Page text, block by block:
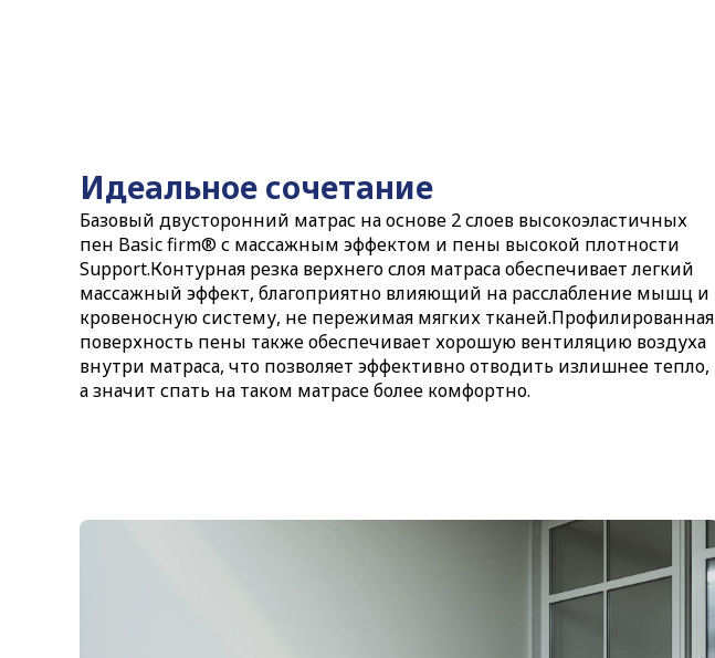
Идеальное сочетание
Базовый двусторонний матрас на основе 2 слоев высокоэластичных
пен Basic firm® с массажным эффектом и пены высокой плотности
Support.Контурная резка верхнего слоя матраса обеспечивает легкий
массажный эффект, благоприятно влияющий на расслабление мышц и
кровеносную систему, не пережимая мягких тканей.Профилированная
поверхность пены также обеспечивает хорошую вентиляцию воздуха
внутри матраса, что позволяет эффективно отводить излишнее тепло,
а значит спать на таком матрасе более комфортно.